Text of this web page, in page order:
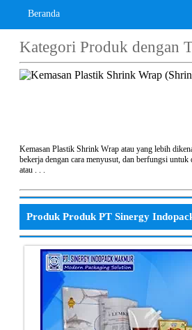
Beranda
Kategori Produk dengan
Kemasan Plastik Shrink Wrap atau yang lebih
bekerja dengan cara menyusut, dan berfungsi
atau . . .
Produk Produk PT Sinergy